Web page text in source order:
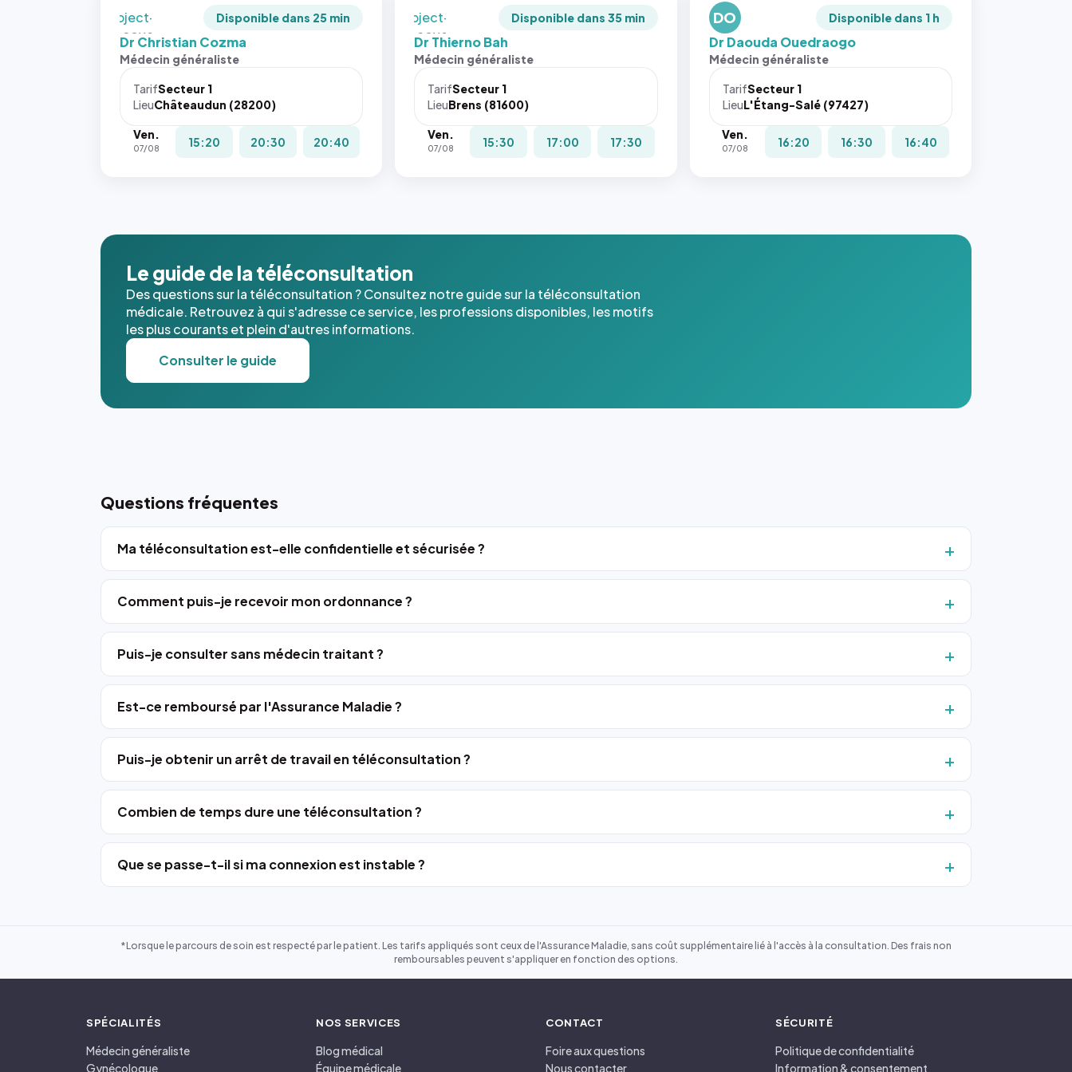
`object-
fit: cover`.
Sans ces
navigateur
pas la
place, et
l'annuaire
dans ce
cas. #}
Disponible dans 25 min
Dr Christian Cozma
Médecin généraliste
TarifSecteur 1
LieuChâteaudun (28200)
Ven.
07/08 15:20 20:30 20:40
`object-
fit: cover`.
Sans ces
navigateur
pas la
place, et
cas. #}
Disponible dans 35 min
Dr Thierno Bah
Médecin généraliste
TarifSecteur 1
LieuBrens (81600)
Ven.
07/08 15:30 17:00 17:30
DO Disponible dans 1 h
Dr Daouda Ouedraogo
Médecin généraliste
TarifSecteur 1
LieuL'Étang-Salé (97427)
Ven.
07/08 16:20 16:30 16:40
Le guide de la téléconsultation
Des questions sur la téléconsultation ? Consultez notre guide sur la téléconsultation
médicale. Retrouvez à qui s'adresse ce service, les professions disponibles, les motifs
les plus courants et plein d'autres informations.
Consulter le guide
Questions fréquentes
Ma téléconsultation est-elle confidentielle et sécurisée ?
Comment puis-je recevoir mon ordonnance ?
Puis-je consulter sans médecin traitant ?
Est-ce remboursé par l'Assurance Maladie ?
Puis-je obtenir un arrêt de travail en téléconsultation ?
Combien de temps dure une téléconsultation ?
Que se passe-t-il si ma connexion est instable ?
*Lorsque le parcours de soin est respecté par le patient. Les tarifs appliqués sont ceux de l'Assurance Maladie, sans coût supplémentaire lié à l'accès à la consultation. Des frais non
remboursables peuvent s'appliquer en fonction des options.
SPÉCIALITÉS
Médecin généraliste
Gynécologue
NOS SERVICES
Blog médical
Équipe médicale
CONTACT
Foire aux questions
Nous contacter
SÉCURITÉ
Politique de confidentialité
Information & consentement